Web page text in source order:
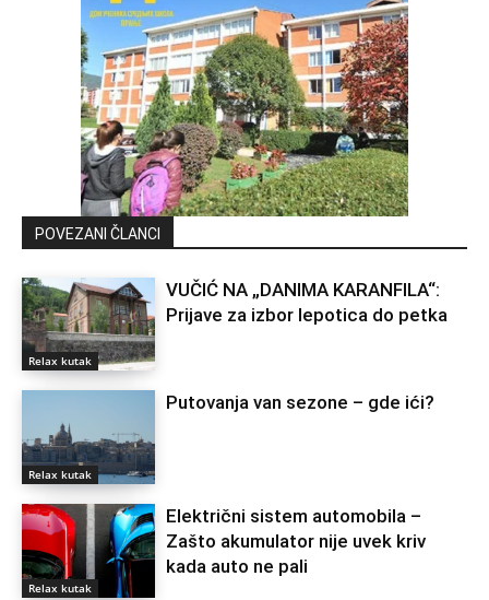
POVEZANI ČLANCI
Relax kutak
VUČIĆ NA „DANIMA KARANFILA“:
Prijave za izbor lepotica do petka
Relax kutak
Putovanja van sezone – gde ići?
Relax kutak
Električni sistem automobila –
Zašto akumulator nije uvek kriv
kada auto ne pali